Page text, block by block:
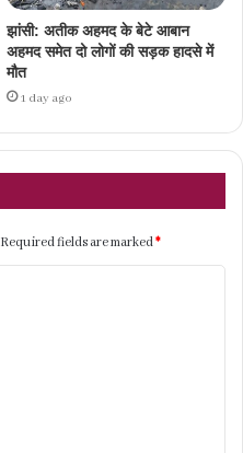
झांसी: अतीक अहमद के बेटे आबान
अहमद समेत दो लोगों की सड़क हादसे में
मौत
1 day ago
Required fields are marked*